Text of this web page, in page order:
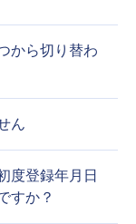
から切り替わ
ん
度登録年月日
すか？